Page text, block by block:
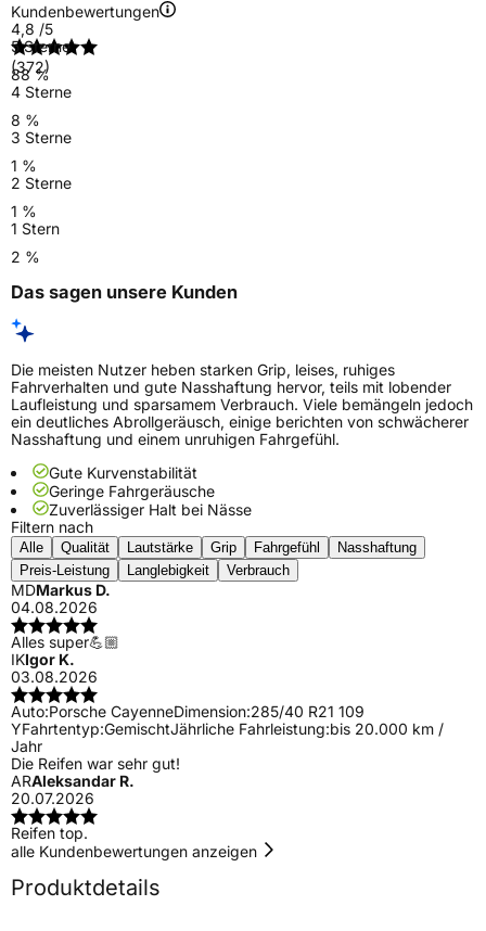
Kundenbewertungen
4,8 /5
(372)
5 Sterne
88 %
4 Sterne
8 %
3 Sterne
1 %
2 Sterne
1 %
1 Stern
2 %
Das sagen unsere Kunden
Die meisten Nutzer heben starken Grip, leises, ruhiges
Fahrverhalten und gute Nasshaftung hervor, teils mit lobender
Laufleistung und sparsamem Verbrauch. Viele bemängeln jedoch
ein deutliches Abrollgeräusch, einige berichten von schwächerer
Nasshaftung und einem unruhigen Fahrgefühl.
Gute Kurvenstabilität
Geringe Fahrgeräusche
Zuverlässiger Halt bei Nässe
Filtern nach
Alle Qualität Lautstärke Grip Fahrgefühl
Nasshaftung
Preis-Leistung
Langlebigkeit Verbrauch
MDMarkus D.
04.08.2026
Alles super💪🏼
IKIgor K.
03.08.2026
Auto:Porsche CayenneDimension:285/40 R21 109
YFahrtentyp:GemischtJährliche Fahrleistung:bis 20.000 km /
Jahr
Die Reifen war sehr gut!
ARAleksandar R.
20.07.2026
Reifen top.
alle Kundenbewertungen anzeigen
Produktdetails